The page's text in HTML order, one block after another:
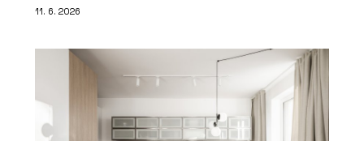
11. 6. 2026